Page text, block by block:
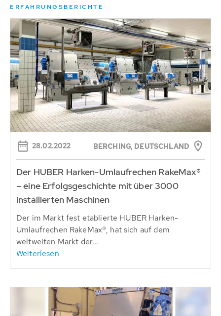
ERFAHRUNGSBERICHTE
28.02.2022 BERCHING, DEUTSCHLAND
Der HUBER Harken-Umlaufrechen RakeMax®
– eine Erfolgsgeschichte mit über 3000
installierten Maschinen
Der im Markt fest etablierte HUBER Harken-
Umlaufrechen RakeMax®, hat sich auf dem
weltweiten Markt der...
Weiterlesen